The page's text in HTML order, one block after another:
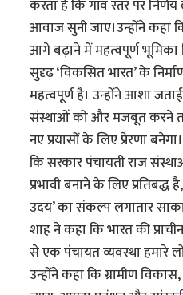
करता है कि गांव स्तर पर निर्णय
आवाज सुनी जाए।उन्होंने कहा
आगे बढ़ाने में महत्वपूर्ण भूमिका
सुदृढ़ ‘विकसित भारत’ के
महत्वपूर्ण है। उन्होंने आशा
संस्थाओं को और मजबूत करने
नए प्रयासों के लिए प्रेरणा
कि सरकार पंचायती राज
प्रभावी बनाने के लिए प्रतिबद्ध
उदय’ का संकल्प लगातार
शाह ने कहा कि भारत की
से एक पंचायत व्यवस्था हमारे
उन्होंने कहा कि ग्रामीण